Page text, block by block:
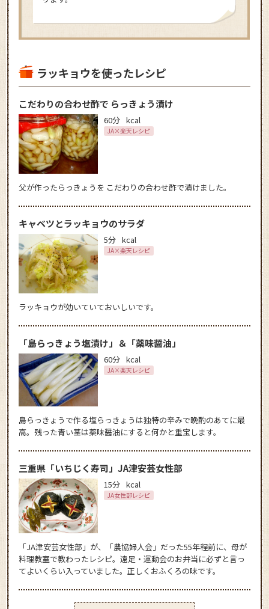
ラッキョウを使ったレシピ
こだわりの合わせ酢で らっきょう漬け
60分 kcal
JA×楽天レシピ
父が作ったらっきょうを こだわりの合わせ酢で漬けました。
キャベツとラッキョウのサラダ
5分 kcal
JA×楽天レシピ
ラッキョウが効いていておいしいです。
「島らっきょう塩漬け」＆「薬味醤油」
60分 kcal
JA×楽天レシピ
島らっきょうで作る塩らっきょうは独特の辛みで晩酌のあてに最
高。残った青い茎は薬味醤油にすると何かと重宝します。
三重県「いちじく寿司」JA津安芸女性部
15分 kcal
JA女性部レシピ
「JA津安芸女性部」が、「農協婦人会」だった55年程前に、母が
料理教室で教わったレシピ。遠足・運動会のお弁当に必ずと言っ
てよいくらい入っていました。正しくおふくろの味です。